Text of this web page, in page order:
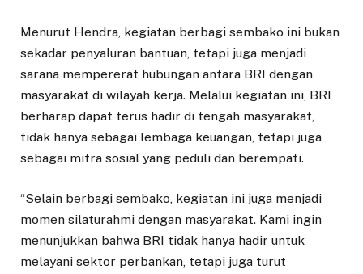
Menurut Hendra, kegiatan berbagi sembako ini bukan
sekadar penyaluran bantuan, tetapi juga menjadi
sarana mempererat hubungan antara BRI dengan
masyarakat di wilayah kerja. Melalui kegiatan ini, BRI
berharap dapat terus hadir di tengah masyarakat,
tidak hanya sebagai lembaga keuangan, tetapi juga
sebagai mitra sosial yang peduli dan berempati.
“Selain berbagi sembako, kegiatan ini juga menjadi
momen silaturahmi dengan masyarakat. Kami ingin
menunjukkan bahwa BRI tidak hanya hadir untuk
melayani sektor perbankan, tetapi juga turut